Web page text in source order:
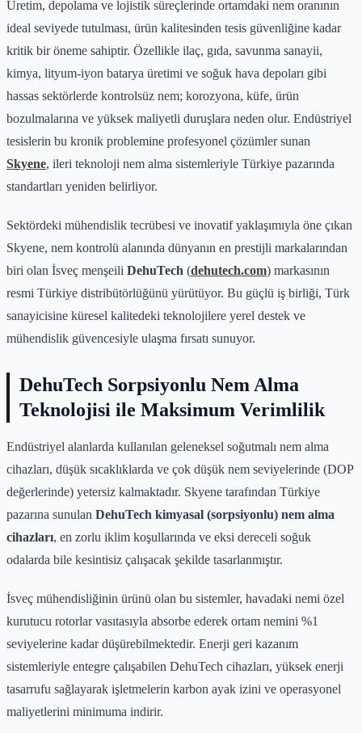
Üretim, depolama ve lojistik süreçlerinde ortamdaki nem oranının
ideal seviyede tutulması, ürün kalitesinden tesis güvenliğine kadar
kritik bir öneme sahiptir. Özellikle ilaç, gıda, savunma sanayii,
kimya, lityum-iyon batarya üretimi ve soğuk hava depoları gibi
hassas sektörlerde kontrolsüz nem; korozyona, küfe, ürün
bozulmalarına ve yüksek maliyetli duruşlara neden olur. Endüstriyel
tesislerin bu kronik problemine profesyonel çözümler sunan
Skyene, ileri teknoloji nem alma sistemleriyle Türkiye pazarında
standartları yeniden belirliyor.
Sektördeki mühendislik tecrübesi ve inovatif yaklaşımıyla öne çıkan
Skyene, nem kontrolü alanında dünyanın en prestijli markalarından
biri olan İsveç menşeili DehuTech (dehutech.com) markasının
resmi Türkiye distribütörlüğünü yürütüyor. Bu güçlü iş birliği, Türk
sanayicisine küresel kalitedeki teknolojilere yerel destek ve
mühendislik güvencesiyle ulaşma fırsatı sunuyor.
DehuTech Sorpsiyonlu Nem Alma
Teknolojisi ile Maksimum Verimlilik
Endüstriyel alanlarda kullanılan geleneksel soğutmalı nem alma
cihazları, düşük sıcaklıklarda ve çok düşük nem seviyelerinde (DOP
değerlerinde) yetersiz kalmaktadır. Skyene tarafından Türkiye
pazarına sunulan DehuTech kimyasal (sorpsiyonlu) nem alma
cihazları, en zorlu iklim koşullarında ve eksi dereceli soğuk
odalarda bile kesintisiz çalışacak şekilde tasarlanmıştır.
İsveç mühendisliğinin ürünü olan bu sistemler, havadaki nemi özel
kurutucu rotorlar vasıtasıyla absorbe ederek ortam nemini %1
seviyelerine kadar düşürebilmektedir. Enerji geri kazanım
sistemleriyle entegre çalışabilen DehuTech cihazları, yüksek enerji
tasarrufu sağlayarak işletmelerin karbon ayak izini ve operasyonel
maliyetlerini minimuma indirir.